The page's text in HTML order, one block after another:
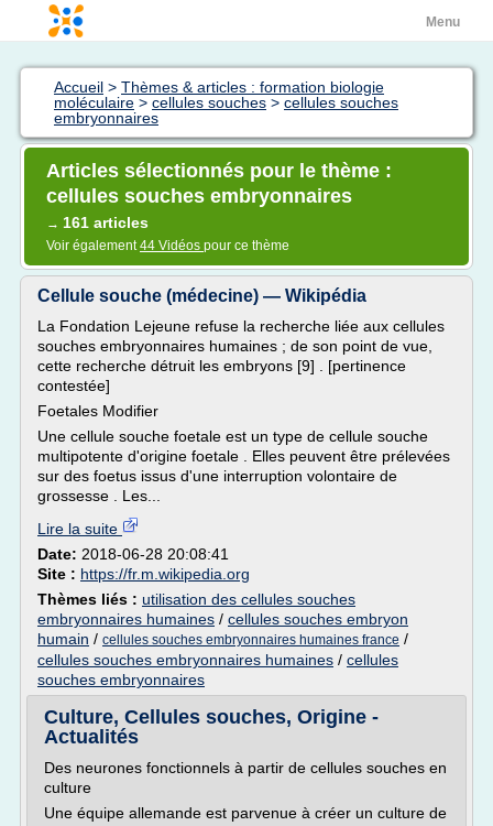
Menu
Accueil > Thèmes & articles : formation biologie
moléculaire > cellules souches > cellules souches
embryonnaires
Articles sélectionnés pour le thème :
cellules souches embryonnaires
→ 161 articles
Voir également44 Vidéos pour ce thème
Cellule souche (médecine) — Wikipédia
La Fondation Lejeune refuse la recherche liée aux cellules
souches embryonnaires humaines ; de son point de vue,
cette recherche détruit les embryons [9] . [pertinence
contestée]
Foetales Modifier
Une cellule souche foetale est un type de cellule souche
multipotente d'origine foetale . Elles peuvent être prélevées
sur des foetus issus d'une interruption volontaire de
grossesse . Les...
Lire la suite
Date: 2018-06-28 20:08:41
Site : https://fr.m.wikipedia.org
Thèmes liés : utilisation des cellules souches
embryonnaires humaines / cellules souches embryon
humain / cellules souches embryonnaires humaines france /
cellules souches embryonnaires humaines / cellules
souches embryonnaires
Culture, Cellules souches, Origine -
Actualités
Des neurones fonctionnels à partir de cellules souches en
culture
Une équipe allemande est parvenue à créer un culture de